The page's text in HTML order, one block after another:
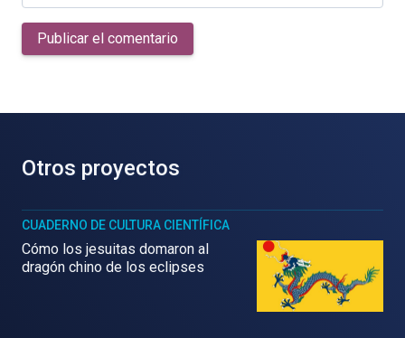
Publicar el comentario
Otros proyectos
CUADERNO DE CULTURA CIENTÍFICA
Cómo los jesuitas domaron al
dragón chino de los eclipses